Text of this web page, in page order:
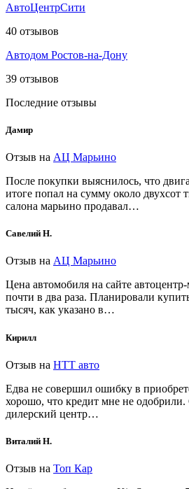
АвтоЦентрСити
40 отзывов
Автодом Ростов-на-Дону
39 отзывов
Последние отзывы
Дамир
Отзыв на АЦ Марьино
После покупки выяснилось, что
итоге попал на сумму около двухсот
салона марьино продавал…
Савелий Н.
Отзыв на АЦ Марьино
Цена автомобиля на сайте
почти в два раза. Планировали
тысяч, как указано в…
Кирилл
Отзыв на НТТ авто
Едва не совершил ошибку в
хорошо, что кредит мне не
дилерский центр…
Виталий Н.
Отзыв на Топ Кар